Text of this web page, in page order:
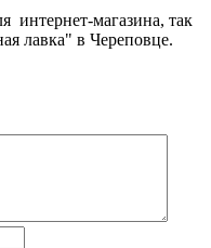
интернет-магазина, так
лавка" в Череповце.